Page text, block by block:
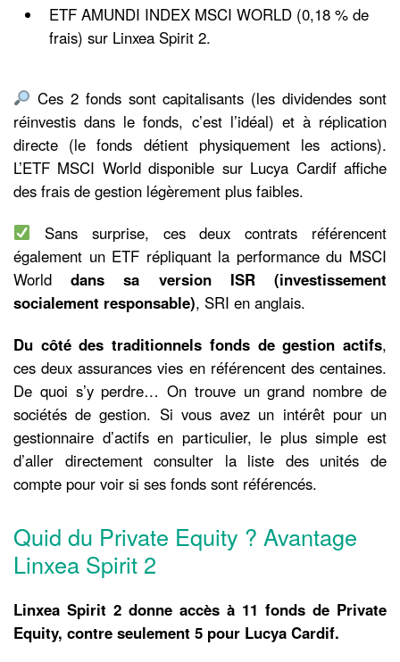
ETF AMUNDI INDEX MSCI WORLD (0,18 % de
frais) sur Linxea Spirit 2.
Ces 2 fonds sont capitalisants (les dividendes sont
réinvestis dans le fonds, c’est l’idéal) et à réplication
directe (le fonds détient physiquement les actions).
L’ETF MSCI World disponible sur Lucya Cardif affiche
des frais de gestion légèrement plus faibles.
Sans surprise, ces deux contrats référencent
également un ETF répliquant la performance du MSCI
Worlddans sa version ISR (investissement
socialement responsable), SRI en anglais.
Du côté des traditionnels fonds de gestion actifs,
ces deux assurances vies en référencent des centaines.
De quoi s’y perdre… On trouve un grand nombre de
sociétés de gestion. Si vous avez un intérêt pour un
gestionnaire d’actifs en particulier, le plus simple est
d’aller directement consulter la liste des unités de
compte pour voir si ses fonds sont référencés.
Quid du Private Equity ? Avantage
Linxea Spirit 2
Linxea Spirit 2 donne accès à 11 fonds de Private
Equity, contre seulement 5 pour Lucya Cardif.